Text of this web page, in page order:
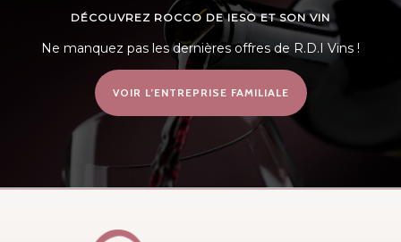
DÉCOUVREZ ROCCO DE IESO ET SON VIN
Ne manquez pas les dernières offres de R.D.I Vins !
VOIR L’ENTREPRISE FAMILIALE